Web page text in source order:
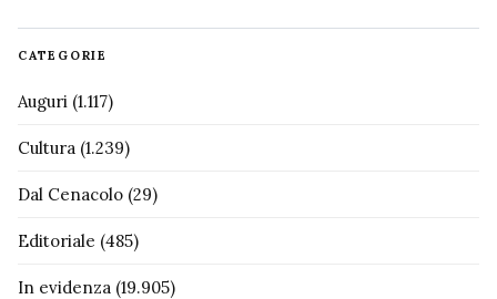
CATEGORIE
Auguri (1.117)
Cultura (1.239)
Dal Cenacolo (29)
Editoriale (485)
In evidenza (19.905)